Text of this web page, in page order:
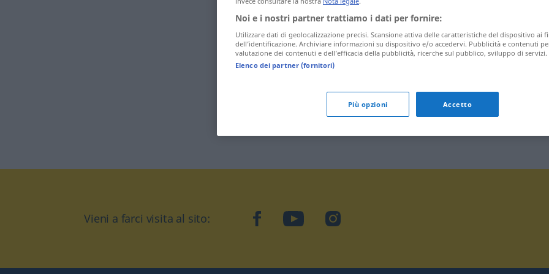
Vieni a farci visita al sito: facebookYouTubeInstagram
Noi e i nostri partner trattiamo i dati per fornire:
Utilizzare dati di geolocalizzazione precisi. Scansione attiva delle caratteristiche del dispositivo ai
dell’identificazione. Archiviare informazioni su dispositivo e/o accedervi. Pubblicità e contenuti
valutazione dei contenuti e dell’efficacia della pubblicità, ricerche sul pubblico, sviluppo di servizi.
Elenco dei partner (fornitori)
Più opzioni Accetto